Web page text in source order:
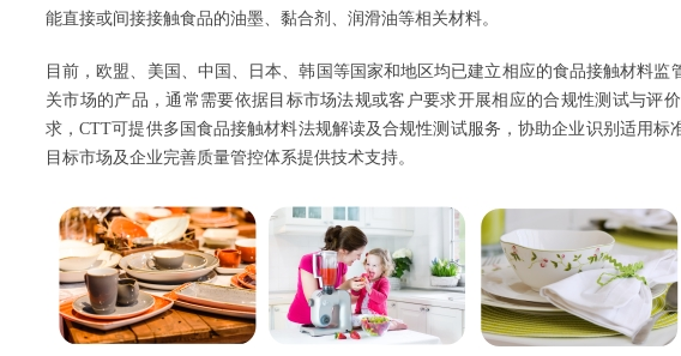
能直接或间接接触食品的油墨、黏合剂、润滑油等相关材料。
目前，欧盟、美国、中国、日本、韩国等国家和地区均已建立相应的食品接触材料
关市场的产品，通常需要依据目标市场法规或客户要求开展相应的合规性测试与评
求，CTT可提供多国食品接触材料法规解读及合规性测试服务，协助企业识别适用
目标市场及企业完善质量管控体系提供技术支持。